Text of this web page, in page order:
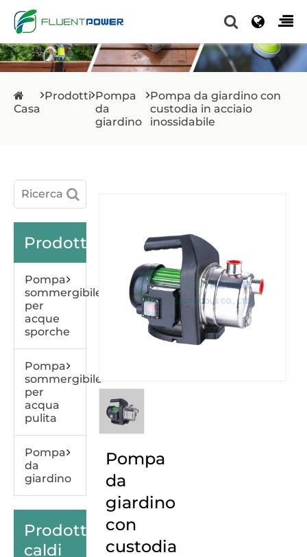
Casa
Prodotti Pompa
da
giardino
Pompa da giardino con
custodia in acciaio
inossidabile
Prodotti
Pompa
sommergibile
per
acque
sporche
Pompa
sommergibile
per
acqua
pulita
Pompa
da
giardino
Prodotti
caldi
Pompa
da
giardino
con
custodia